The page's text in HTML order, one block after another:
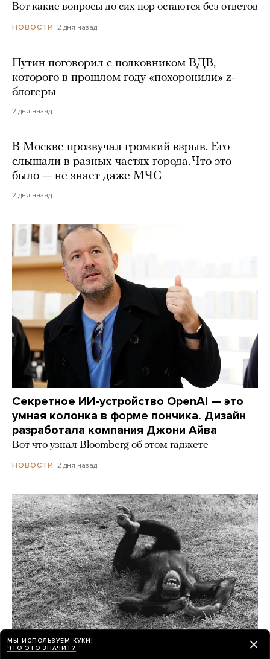
Вот какие вопросы до сих пор остаются без ответов
НОВОСТИ 2 дня назад
Путин поговорил с полковником ВДВ,
которого в прошлом году «похоронили» z-
блогеры
2 дня назад
В Москве прозвучал громкий взрыв. Его
слышали в разных частях города. Что это
было — не знает даже МЧС
2 дня назад
Секретное ИИ-устройство OpenAI — это
умная колонка в форме пончика. Дизайн
разработала компания Джони Айва
Вот что узнал Bloomberg об этом гаджете
НОВОСТИ 2 дня назад
МЫ ИСПОЛЬЗУЕМ КУКИ!
ЧТО ЭТО ЗНАЧИТ?